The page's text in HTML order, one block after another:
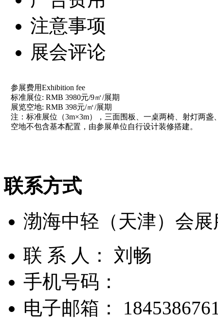
注意事项
展会评论
参展费用Exhibition fee
标准展位: RMB 3980元/9㎡/展期
展览空地: RMB 398元/㎡/展期
注：标准展位（3m×3m），三面围板、一桌两椅、射灯两
空地不包含基本配置，由参展单位自行设计装修搭建。
联系方式
渤海中轻（天津）会
联 系 人： 刘畅
手机号码：
电子邮箱：